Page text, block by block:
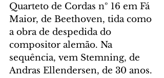
Quarteto de Cordas nº 16 em Fá
Maior, de Beethoven, tida como
a obra de despedida do
compositor alemão. Na
sequência, vem Stemning, de
Andras Ellendersen, de 30 anos.